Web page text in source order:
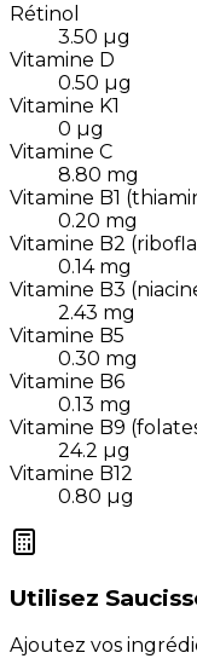
Rétinol
3.50 µg
Vitamine D
0.50 µg
Vitamine K1
0 µg
Vitamine C
8.80 mg
Vitamine B1
0.20 mg
Vitamine B2
0.14 mg
Vitamine B3
2.43 mg
Vitamine B5
0.30 mg
Vitamine B6
0.13 mg
Vitamine B9
24.2 µg
Vitamine B12
0.80 µg
Utilisez
Ajoutez vos